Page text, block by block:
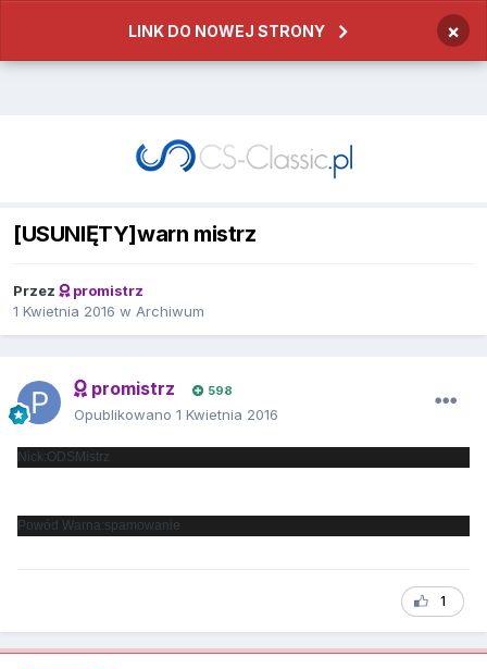
LINK DO NOWEJ STRONY ×
[USUNIĘTY]warn mistrz
Przez
promistrz
1 Kwietnia 2016 w Archiwum
promistrz 598
Opublikowano 1 Kwietnia 2016
Nick:ODSMistrz
Powód Warna:spamowanie
1